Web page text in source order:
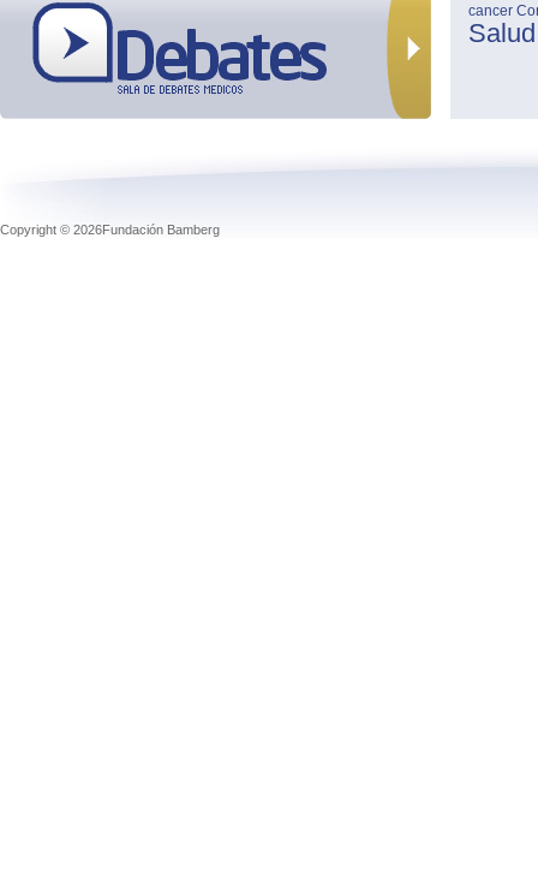
cancer
Salud
Copyright © 2026Fundación Bamberg